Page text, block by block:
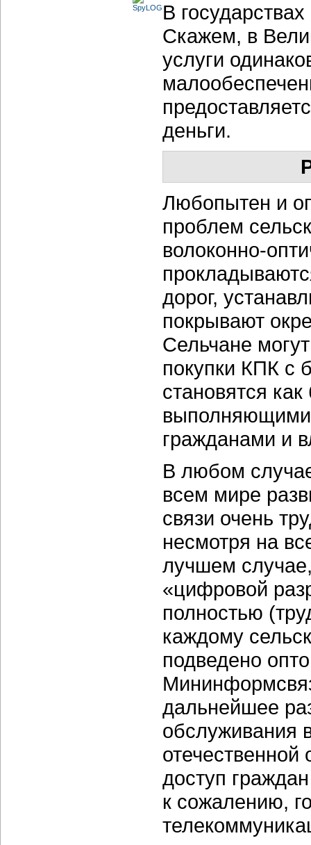
В
Скажем, в
услуги
деньги.
Любопытен и
проблем
волоконно-
дорог,
покрывают
Сельчане
покупки КПК с
становятся
выполняющими
гражданами и
В любом
всем мире
связи очень
несмотря на
лучшем
«цифровой
полностью
каждому
подведено
дальнейшее
обслуживания
доступ
к сожалению,